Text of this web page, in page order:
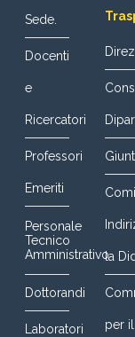
Sede.
Docenti
e
Ricercatori
Professori
Emeriti
Personale
Tecnico
Amministrativo
Dottorandi
Laboratori
la
per il